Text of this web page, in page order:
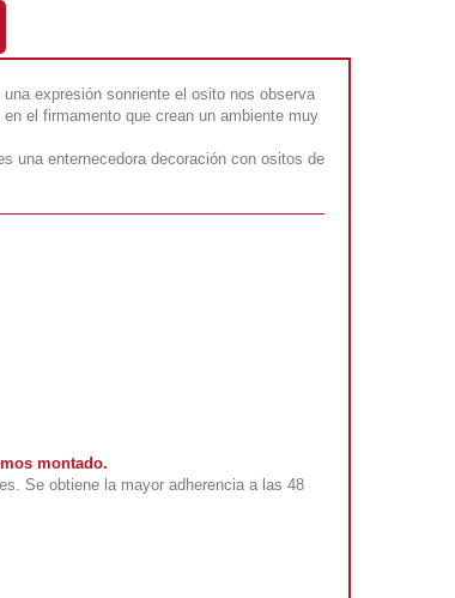
expresión sonriente el osito nos observa
el firmamento que crean un ambiente muy
una enternecedora decoración con ositos de
montado.
Se obtiene la mayor adherencia a las 48